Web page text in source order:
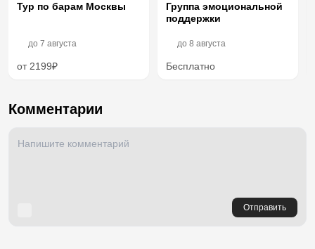
Тур по барам Москвы
до 7 августа
от 2199₽
Группа эмоциональной
поддержки
до 8 августа
Бесплатно
Комментарии
Отправить